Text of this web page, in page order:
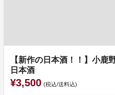
【新作の日本酒！！】小鹿
日本酒
¥3,500 (税込/送料込)